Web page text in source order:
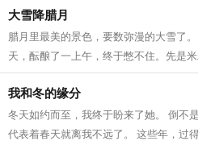
大雪降腊月
腊月里最美的景色，要数弥漫的大雪了
天，酝酿了一上午，终于憋不住。先是
枯枝上，沙沙作响。接着，雪籽中夹带...
我和冬的缘分
冬天如约而至，我终于盼来了她。 倒不
代表着春天就离我不远了。 这些年，过